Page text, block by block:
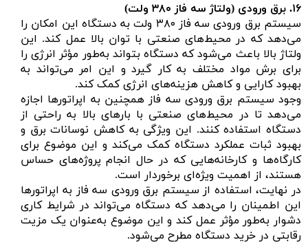
۱۶. برق ورودی (ولتاژ سه فاز ۳۸۰ ولت)
سیستم برق ورودی سه فاز ۳۸۰ ولت به دستگاه این امکان را
می‌دهد که در محیط‌های صنعتی با توان بالا عمل کند. این
ولتاژ بالا باعث می‌شود که دستگاه بتواند به‌طور مؤثر انرژی را
برای برش مواد مختلف به کار گیرد و این امر می‌تواند به
بهبود کارایی و کاهش هزینه‌های انرژی کمک کند.
وجود سیستم برق ورودی سه فاز همچنین به اپراتورها اجازه
می‌دهد تا در محیط‌های صنعتی با بارهای بالا به راحتی از
دستگاه استفاده کنند. این ویژگی به کاهش نوسانات برق و
بهبود ثبات عملکرد دستگاه کمک می‌کند و این موضوع برای
کارگاه‌ها و کارخانه‌هایی که در حال انجام پروژه‌های حساس
هستند، از اهمیت ویژه‌ای برخوردار است.
در نهایت، استفاده از سیستم برق ورودی سه فاز به اپراتورها
این اطمینان را می‌دهد که دستگاه می‌تواند در شرایط کاری
دشوار به‌طور مؤثر عمل کند و این موضوع به‌عنوان یک مزیت
رقابتی در خرید دستگاه مطرح می‌شود.